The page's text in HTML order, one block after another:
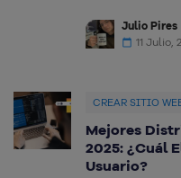
Julio Pires
11 Julio,
CREAR SITIO
Mejores
2025: ¿Cuál
Usuario?